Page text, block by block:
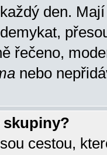
den.
řečeno,
nebo
skupiny?
cestou,